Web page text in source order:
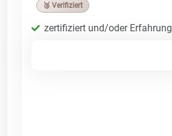
🥉 Verifiziert
zertifiziert und/oder Erfahrung